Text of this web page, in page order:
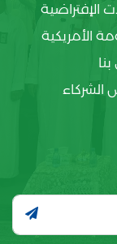
الإفتراضية
الأمريكية